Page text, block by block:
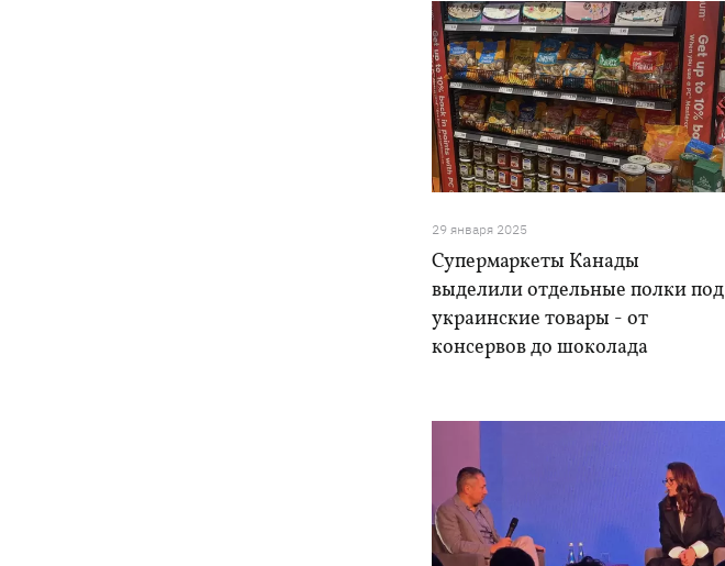
29 января 2025
Супермаркеты Канады
выделили отдельные полки под
украинские товары - от
консервов до шоколада